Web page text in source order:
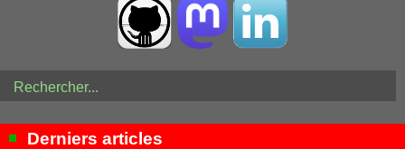
Derniers articles